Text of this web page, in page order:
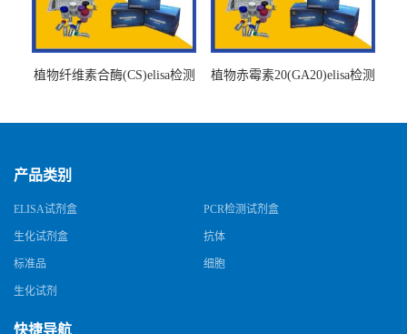
植物纤维素合酶(CS)elisa检测
植物赤霉素20(GA20)elisa检测
产品类别
ELISA试剂盒 PCR检测试剂盒
生化试剂盒 抗体
标准品 细胞
生化试剂
快捷导航